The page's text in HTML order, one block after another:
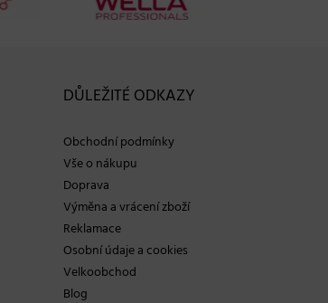
DŮLEŽITÉ ODKAZY
Obchodní podmínky
Vše o nákupu
Doprava
Výměna a vrácení zboží
Reklamace
Osobní údaje a cookies
Velkoobchod
Blog